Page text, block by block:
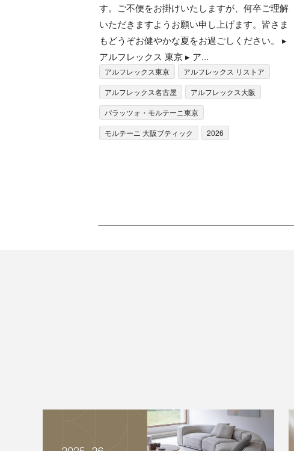
す。ご不便をお掛けいたしますが、何卒ご理解
いただきますようお願い申し上げます。皆さま
もどうぞお健やかな夏をお過ごしください。 ▸
アルフレックス 東京 ▸ ア...
アルフレックス東京
アルフレックス リストア
アルフレックス名古屋
アルフレックス大阪
パラッツォ・モルテーニ東京
モルテーニ 大阪ブティック
2026